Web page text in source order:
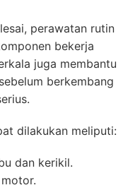
perawatan rutin
bekerja
juga membantu
berkembang
dilakukan meliputi:
dan kerikil.